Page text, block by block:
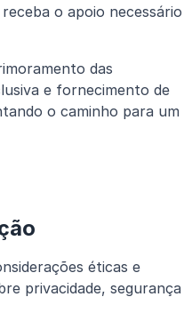
o apoio necessário
das
e fornecimento de
o caminho para um
éticas e
privacidade, segurança